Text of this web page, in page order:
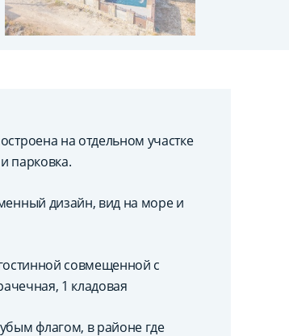
на отдельном участке
парковка.
дизайн, вид на море и
совмещенной с
1 кладовая
флагом, в районе где